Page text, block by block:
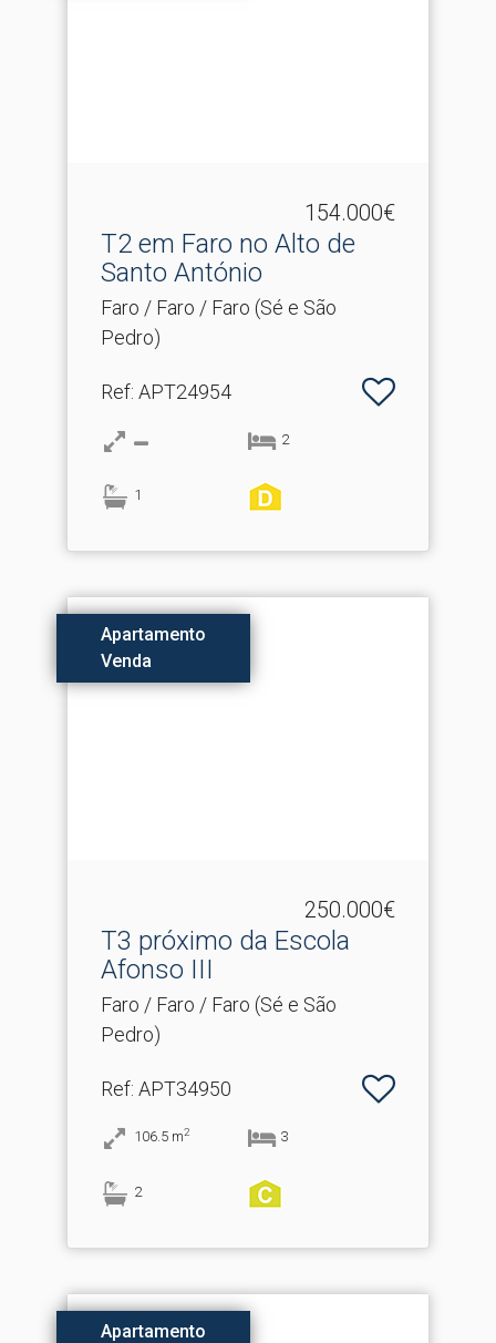
154.000€
T2 em Faro no Alto de
Santo António
Faro / Faro / Faro (Sé e São
Pedro)
Ref: APT24954
2
1
Apartamento
Venda
250.000€
T3 próximo da Escola
Afonso III
Faro / Faro / Faro (Sé e São
Pedro)
Ref: APT34950
106.5 m2 3
2
Apartamento